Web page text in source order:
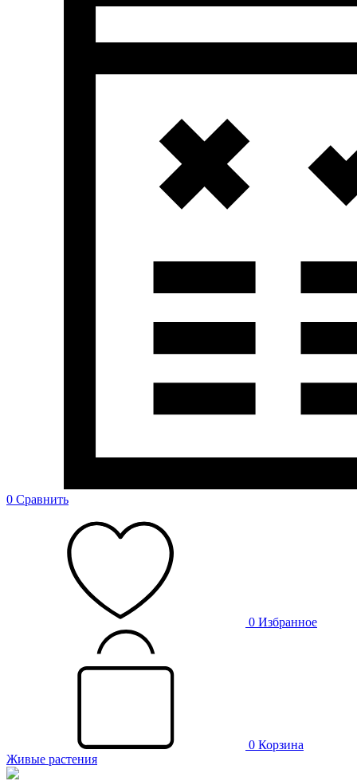
0 Сравнить
0 Избранное
0 Корзина
Живые растения